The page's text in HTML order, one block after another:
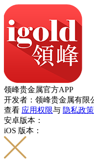
领峰贵金属官方APP
开发者：领峰贵金属有限
查看 应用权限与 隐私政策
安卓版本：
iOS 版本：